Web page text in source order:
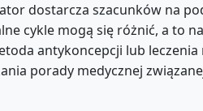
dostarcza szacunków na
cykle mogą się różnić, a to
antykoncepcji lub
porady medycznej